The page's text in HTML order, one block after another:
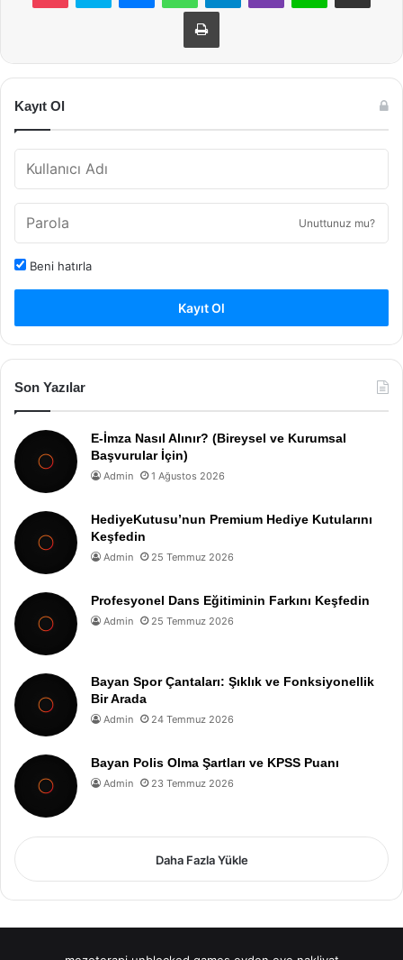
Yazdır
Kayıt Ol
Unuttunuz mu?
Beni hatırla
Kayıt Ol
Son Yazılar
E-İmza Nasıl Alınır? (Bireysel ve Kurumsal
Başvurular İçin)
Admin 1 Ağustos 2026
HediyeKutusu’nun Premium Hediye Kutularını
Keşfedin
Admin 25 Temmuz 2026
Profesyonel Dans Eğitiminin Farkını Keşfedin
Admin 25 Temmuz 2026
Bayan Spor Çantaları: Şıklık ve Fonksiyonellik
Bir Arada
Admin 24 Temmuz 2026
Bayan Polis Olma Şartları ve KPSS Puanı
Admin 23 Temmuz 2026
Daha Fazla Yükle